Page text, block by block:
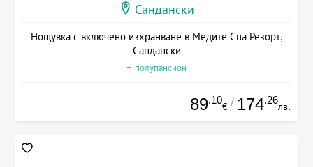
Сандански
Нощувка с включено изхранване в Медите Спа Резорт,
Сандански
+ полупансион
89.10
€ / 174.26
лв.